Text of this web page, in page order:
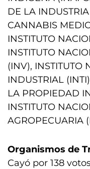
DE LA
CANNABIS
INSTITUTO
INSTITUTO
(INV), INSTITUTO
INDUSTRIAL
LA PROPIEDAD
INSTITUTO
AGROPECUARIA
Organismos de
Cayó por 138